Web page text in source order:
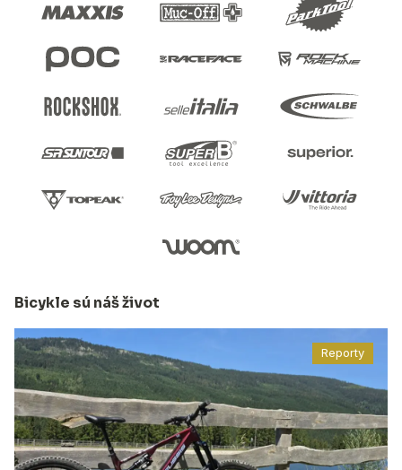
Bicykle sú náš život
Reporty